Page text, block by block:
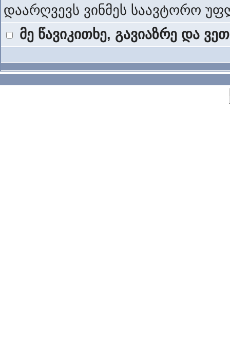
დაარღვევს ვინმეს საავტორო
მე წავიკითხე, გავიაზრე და